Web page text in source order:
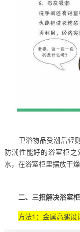
卫浴物品受潮后轻则
防潮性能好的浴室柜
水，在浴室柜里摆放干
二、三招解决浴室柜
方法1：金属高腿